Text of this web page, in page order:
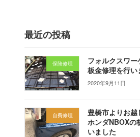
最近の投稿
保険修理
フォルクスワ
板金修理を行い
2020年9月11日
自費修理
豊橋市よりお
ホンダNBOXの
いました